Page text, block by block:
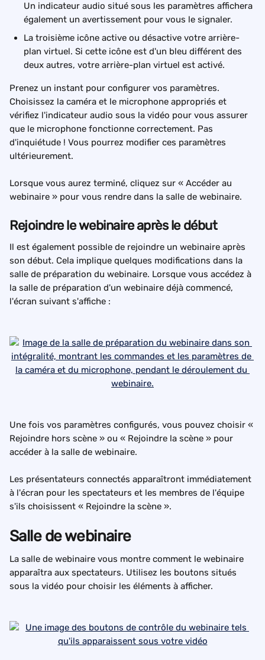
Un indicateur audio situé sous les paramètres affichera
également un avertissement pour vous le signaler.
La troisième icône active ou désactive votre arrière-
plan virtuel. Si cette icône est d'un bleu différent des
deux autres, votre arrière-plan virtuel est activé.
Prenez un instant pour configurer vos paramètres.
Choisissez la caméra et le microphone appropriés et
vérifiez l'indicateur audio sous la vidéo pour vous assurer
que le microphone fonctionne correctement. Pas
d'inquiétude ! Vous pourrez modifier ces paramètres
ultérieurement.
Lorsque vous aurez terminé, cliquez sur « Accéder au
webinaire » pour vous rendre dans la salle de webinaire.
Rejoindre le webinaire après le début
Il est également possible de rejoindre un webinaire après
son début. Cela implique quelques modifications dans la
salle de préparation du webinaire. Lorsque vous accédez à
la salle de préparation d'un webinaire déjà commencé,
l'écran suivant s'affiche :
Une fois vos paramètres configurés, vous pouvez choisir «
Rejoindre hors scène » ou « Rejoindre la scène » pour
accéder à la salle de webinaire.
Les présentateurs connectés apparaîtront immédiatement
à l'écran pour les spectateurs et les membres de l'équipe
s'ils choisissent « Rejoindre la scène ».
Salle de webinaire
La salle de webinaire vous montre comment le webinaire
apparaîtra aux spectateurs. Utilisez les boutons situés
sous la vidéo pour choisir les éléments à afficher.